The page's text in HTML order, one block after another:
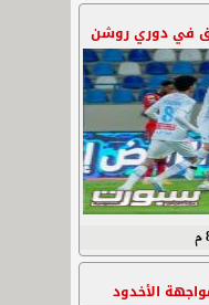
في دوري روشن
الأخدود